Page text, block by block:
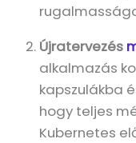
Újratervezés
alkalmazás
kapszulákba
hogy teljes
Kubernetes